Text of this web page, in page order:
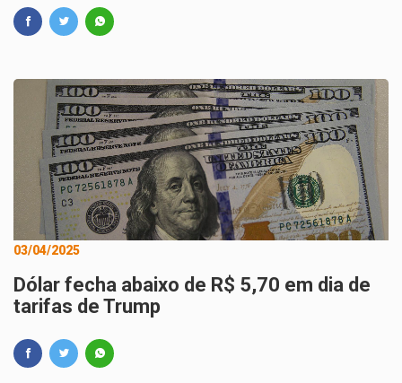
03/04/2025
Dólar fecha abaixo de R$ 5,70 em dia de
tarifas de Trump